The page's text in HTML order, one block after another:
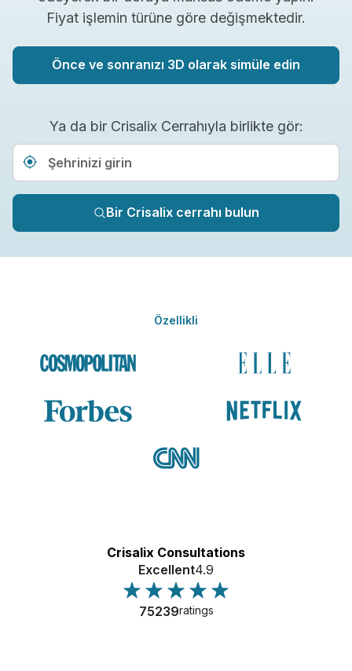
Fiyat işlemin türüne göre değişmektedir.
Önce ve sonranızı 3D olarak simüle edin
Ya da bir Crisalix Cerrahıyla birlikte gör:
Type 3 or more characters
Bir Crisalix cerrahı bulun
Özellikli
Crisalix Consultations
Excellent4.9
75239ratings